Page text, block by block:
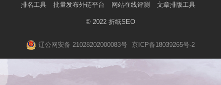
排名工具 批量发布外链平台 网站在线评测 文章排版工具
© 2022 折纸SEO
辽公网安备 21028202000083号 京ICP备18039265号-2